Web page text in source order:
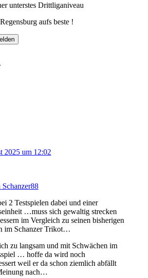
unterstes Drittliganiveau
aufs beste !
2025 um 12:02
2 Testspielen dabei und einer
…muss sich gewaltig strecken
im Vergleich zu seinen bisherigen
im Schanzer Trikot…
zu langsam und mit Schwächen im
… hoffe da wird noch
weil er da schon ziemlich abfällt
nach…